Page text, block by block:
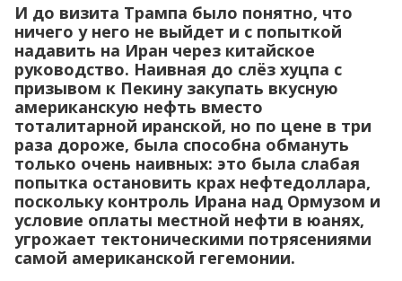
И до визита Трампа было понятно, что
ничего у него не выйдет и с попыткой
надавить на Иран через китайское
руководство. Наивная до слёз хуцпа с
призывом к Пекину закупать вкусную
американскую нефть вместо
тоталитарной иранской, но по цене в три
раза дороже, была способна обмануть
только очень наивных: это была слабая
попытка остановить крах нефтедоллара,
поскольку контроль Ирана над Ормузом и
условие оплаты местной нефти в юанях,
угрожает тектоническими потрясениями
самой американской гегемонии.